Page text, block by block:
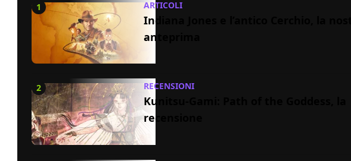
1 ARTICOLI
Indiana Jones e l’antico Cerchio, la
anteprima
2 RECENSIONI
Kunitsu-Gami: Path of the Goddess, la
recensione